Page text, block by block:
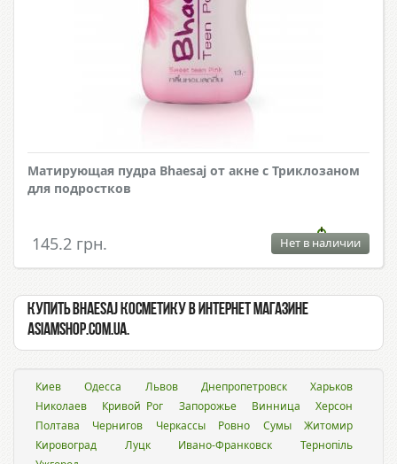
Матирующая пудра Bhaesaj от акне с Триклозаном
для подростков
145.2 грн. Нет в наличии
Купить Bhaesaj косметику в интернет магазине
Asiamshop.com.ua.
Киев Одесса Львов Днепропетровск
Харьков
Николаев
Кривой Рог Запорожье Винница
Херсон
Полтава
Чернигов Черкассы Ровно Сумы
Житомир
Кировоград
Луцк Ивано-Франковск
Тернопіль